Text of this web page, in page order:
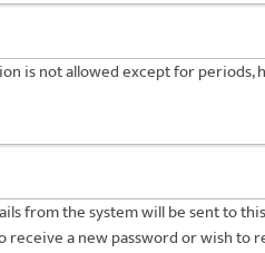
is not allowed except for periods,
from the system will be sent to
receive a new password or wish